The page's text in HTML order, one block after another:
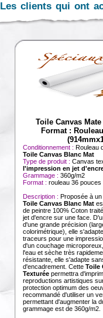
Les clients qui ont
Toile Canvas
Format :
Conditionnement : Rouleau
Toile Canvas Blanc Mat
Type de produit : Canvas
l'impression en jet
Grammage : 360g/m2
Format : rouleau 36
Description : Proposée à
Toile Canvas Blanc Mat
de peintre 100% Coton
jet d'encre sur une face.
d'une grande précision
colorimétrique), elle
traceurs pour une
d'un couchage
l'eau et sèche très
résistante, elle s'adapte
d'encadrement. Cette Toile
Texturée permettra
reproductions artistiques
protection optimum des
recommandé d'utiliser un
permettant d'augmenter la
grammage est de 360g/m2.